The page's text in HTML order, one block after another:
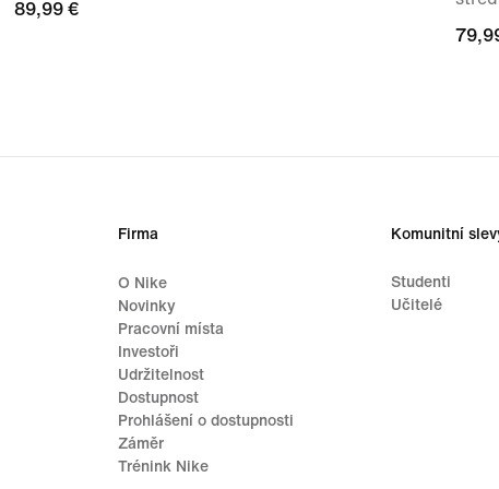
89,99 €
89,99 €
Firma
O Nike
Novinky
Pracovní místa
Investoři
Udržitelnost
Dostupnost
Prohlášení o dostupnosti
Záměr
Trénink Nike
Komunitní
Studenti
Učitelé